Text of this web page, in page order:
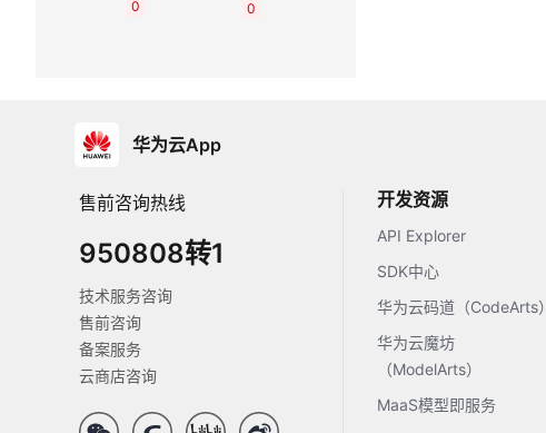
0
0
华为云App
售前咨询热线
950808转1
技术服务咨询
售前咨询
备案服务
云商店咨询
开发资源
API Explorer
SDK中心
华为云码道（CodeArts）
华为云魔坊
（ModelArts）
MaaS模型即服务